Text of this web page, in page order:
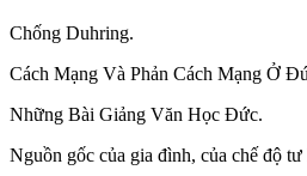
Chống Duhring.
Cách Mạng Và Phản Cách Mạng Ở
Những Bài Giảng Văn Học Đức.
Nguồn gốc của gia đình, của chế độ